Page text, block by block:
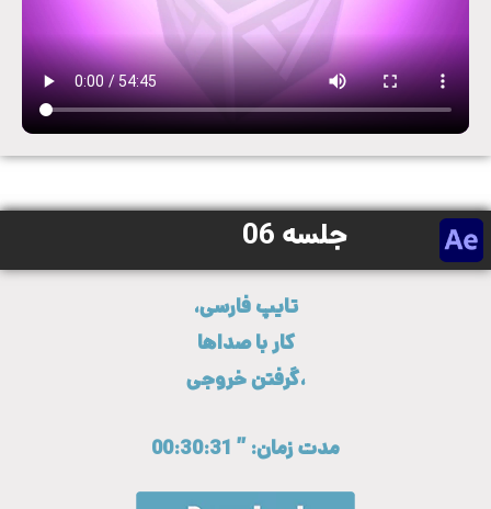
جلسه 06
تایپ فارسی،
کار با صداها
،گرفتن خروجی
مدت زمان: ” 00:30:31